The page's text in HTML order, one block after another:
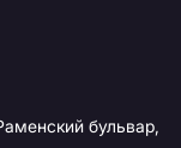
бульвар,